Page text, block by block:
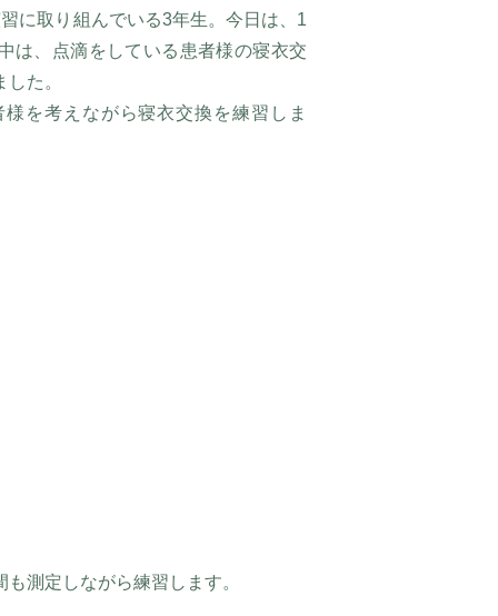
に取り組んでいる3年生。今日は、1
は、点滴をしている患者様の寝衣交
た。
を考えながら寝衣交換を練習しま
測定しながら練習します。